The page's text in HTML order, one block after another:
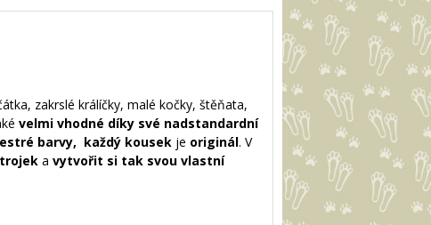
zakrslé králíčky, malé kočky, štěňata,
velmi vhodné díky své nadstandardní
barvy, každý kousek je originál. V
a vytvořit si tak svou vlastní